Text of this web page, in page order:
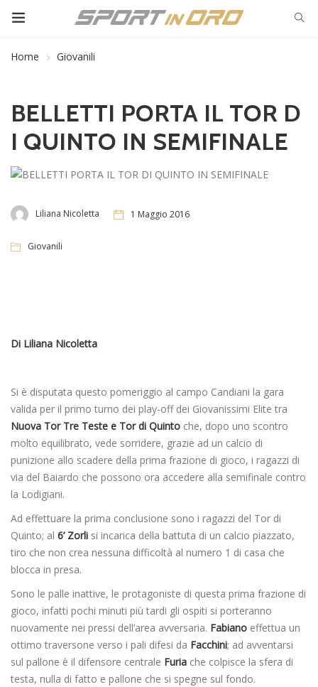
Home Giovanili
BELLETTI PORTA IL TOR D
I QUINTO IN SEMIFINALE
Liliana Nicoletta 1 Maggio 2016
Giovanili
Di Liliana Nicoletta
Si è disputata questo pomeriggio al campo Candiani la gara
valida per il primo turno dei play-off dei Giovanissimi Elite tra
Nuova Tor Tre Teste e Tor di Quinto che, dopo uno scontro
molto equilibrato, vede sorridere, grazie ad un calcio di
punizione allo scadere della prima frazione di gioco, i ragazzi di
via del Baiardo che possono ora accedere alla semifinale contro
la Lodigiani.
Ad effettuare la prima conclusione sono i ragazzi del Tor di
Quinto; al 6’ Zorli si incarica della battuta di un calcio piazzato,
tiro che non crea nessuna difficoltà al numero 1 di casa che
blocca in presa.
Sono le palle inattive, le protagoniste di questa prima frazione di
gioco, infatti pochi minuti più tardi gli ospiti si porteranno
nuovamente nei pressi dell’area avversaria. Fabiano effettua un
ottimo traversone verso i pali difesi da Facchini; ad avventarsi
sul pallone è il difensore centrale Furia che colpisce la sfera di
testa, nulla di fatto e pallone che si spegne sul fondo.